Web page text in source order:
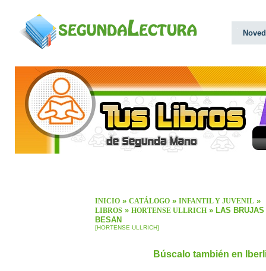
INICIO » CATÁLOGO » INFANTIL Y JUVENIL »
LIBROS » HORTENSE ULLRICH » LAS BRUJAS
BESAN
[HORTENSE ULLRICH]
Búscalo también en